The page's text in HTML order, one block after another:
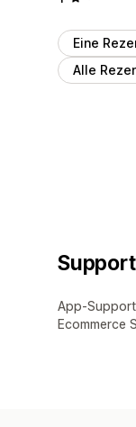
Eine
Alle
Support
App-
Ecommerce